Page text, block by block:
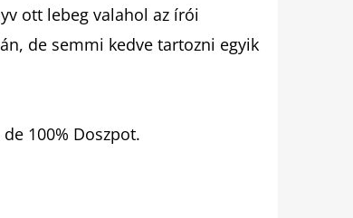
ott lebeg valahol az írói
de semmi kedve tartozni egyik
100% Doszpot.